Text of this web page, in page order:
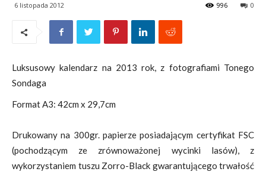
6 listopada 2012 0
996
Luksusowy kalendarz na 2013 rok, z fotografiami Tonego
Sondaga
Format A3: 42cm x 29,7cm
Drukowany na 300gr. papierze posiadającym certyfikat FSC
(pochodzącym ze zrównoważonej wycinki lasów), z
wykorzystaniem tuszu Zorro-Black gwarantującego trwałość